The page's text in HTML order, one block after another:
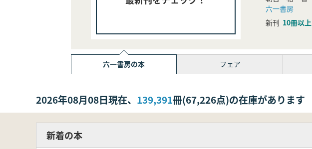
六一書房
新刊 10冊以上
六一書房の本 フェア
2026年08月08日現在、 139,391冊(67,226点)の在庫があります
新着の本